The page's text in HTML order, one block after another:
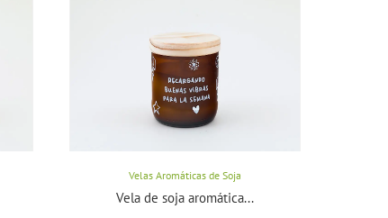
Velas Aromáticas de Soja
Vela de soja aromática...